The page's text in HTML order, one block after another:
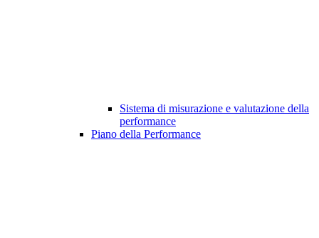
Sistema di misurazione e valutazione della
performance
Piano della Performance